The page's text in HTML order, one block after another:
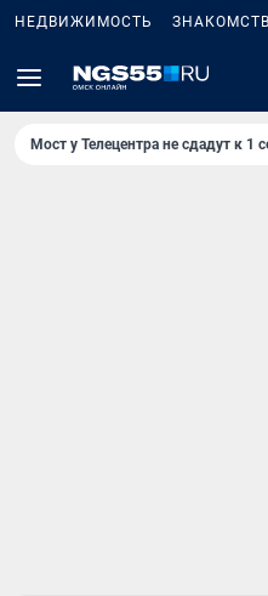
НЕДВИЖИМОСТЬ
Мост у Телецентра не сдадут к 1